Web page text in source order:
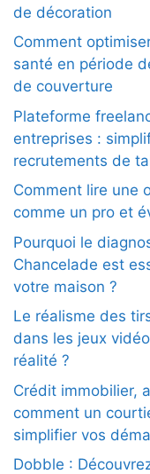
de décoration
Comment
santé en période
de couverture
Plateforme
entreprises :
recrutements de
Comment lire une
comme un pro et
Pourquoi le
Chancelade est
votre maison ?
Le réalisme des
dans les jeux
réalité ?
Crédit immobilier,
comment un
simplifier vos
Dobble :